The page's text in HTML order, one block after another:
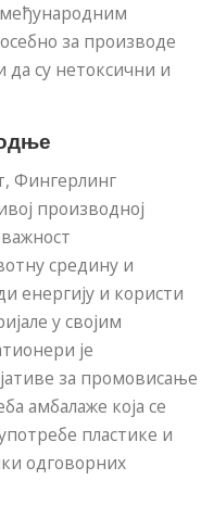
међународним
за производе
да су нетоксични и
Фингерлинг
производној
средину и
енергију и користи
у својим
је
за промовисање
амбалаже која се
пластике и
одговорних